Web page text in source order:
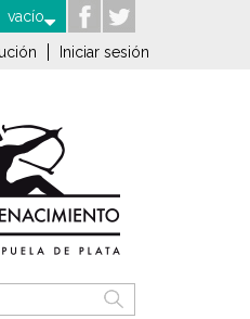
vacío
Iniciar sesión